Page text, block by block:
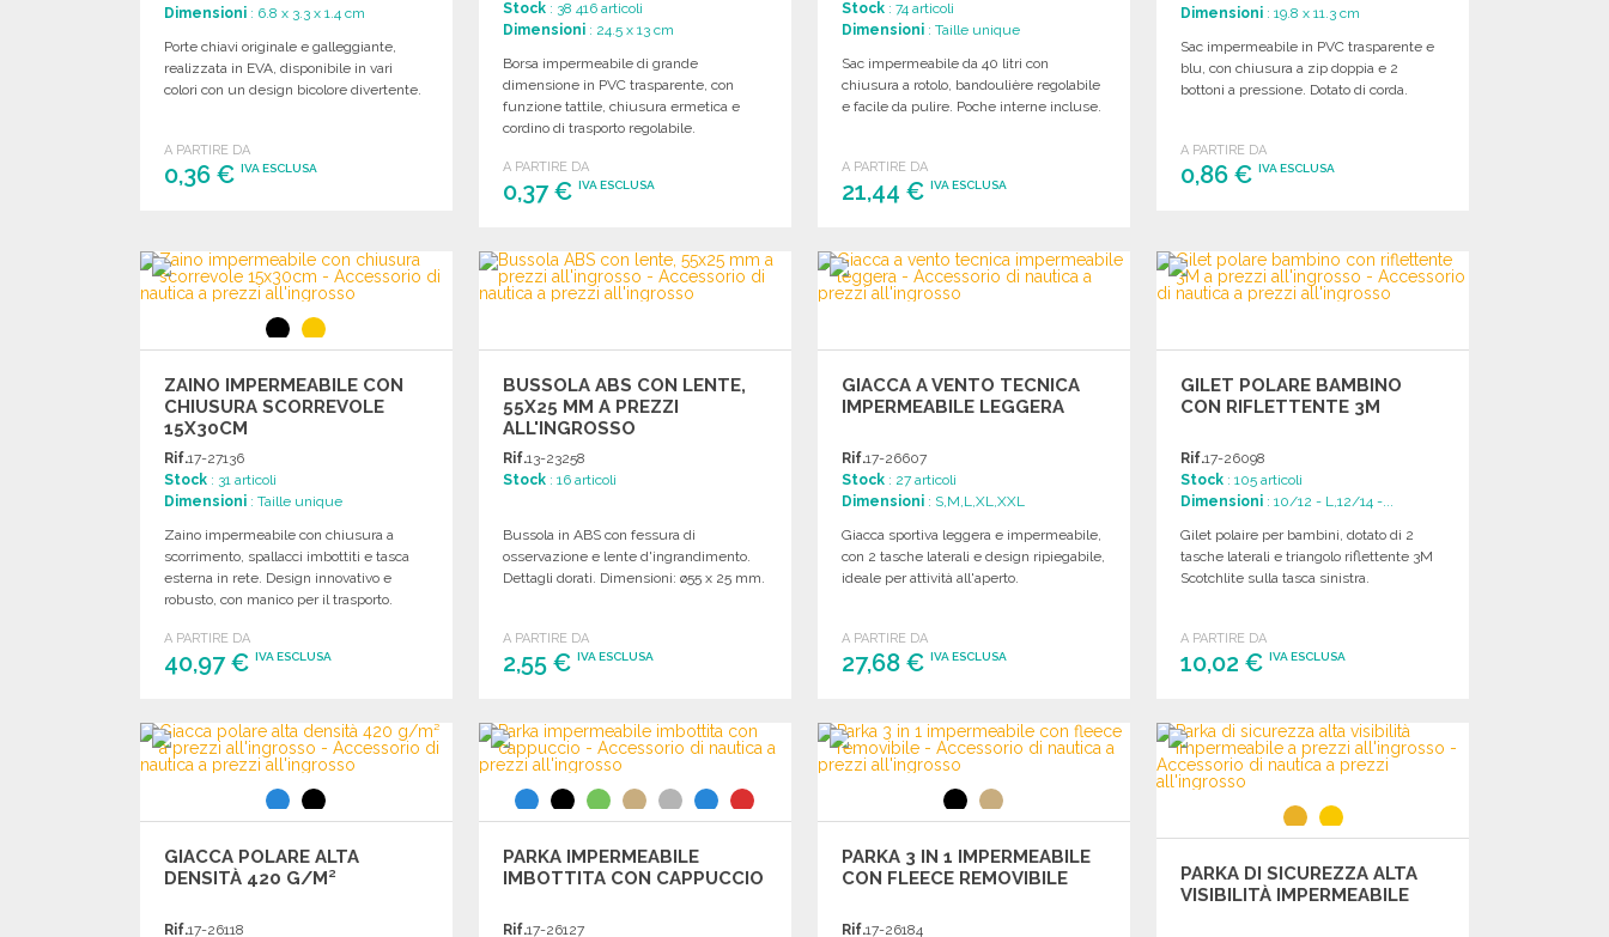
Dimensioni : 6.8 x 3.3 x 1.4 cm
Porte chiavi originale e galleggiante,
realizzata in EVA, disponibile in vari
colori con un design bicolore divertente.
A PARTIRE DA
0,36 € IVA ESCLUSA
Richiedi un preventivo
Stock : 38 416 articoli
Dimensioni : 24.5 x 13 cm
Borsa impermeabile di grande
dimensione in PVC trasparente, con
funzione tattile, chiusura ermetica e
cordino di trasporto regolabile.
A PARTIRE DA
0,37 €IVA ESCLUSA
Richiedi un preventivo
Stock : 74 articoli
Dimensioni : Taille unique
Sac impermeabile da 40 litri con
chiusura a rotolo, bandoulière regolabile
e facile da pulire. Poche interne incluse.
A PARTIRE DA
21,44 €IVA ESCLUSA
Richiedi un preventivo
Dimensioni : 19.8 x 11.3 cm
Sac impermeabile in PVC trasparente e
blu, con chiusura a zip doppia e 2
bottoni a pressione. Dotato di corda.
A PARTIRE DA
0,86 €IVA ESCLUSA
Richiedi un preventivo
ZAINO IMPERMEABILE CON
CHIUSURA SCORREVOLE
15X30CM
Rif.17-27136
Stock : 31 articoli
Dimensioni : Taille unique
Zaino impermeabile con chiusura a
scorrimento, spallacci imbottiti e tasca
esterna in rete. Design innovativo e
robusto, con manico per il trasporto.
A PARTIRE DA
40,97 € IVA ESCLUSA
Richiedi un preventivo
BUSSOLA ABS CON LENTE,
55X25 MM A PREZZI
ALL'INGROSSO
Rif.13-23258
Stock : 16 articoli
Bussola in ABS con fessura di
osservazione e lente d'ingrandimento.
Dettagli dorati. Dimensioni: ø55 x 25 mm.
A PARTIRE DA
2,55 €IVA ESCLUSA
Richiedi un preventivo
GIACCA A VENTO TECNICA
IMPERMEABILE LEGGERA
Rif.17-26607
Stock : 27 articoli
Dimensioni : S,M,L,XL,XXL
Giacca sportiva leggera e impermeabile,
con 2 tasche laterali e design ripiegabile,
ideale per attività all'aperto.
A PARTIRE DA
27,68 €IVA ESCLUSA
Richiedi un preventivo
GILET POLARE BAMBINO
CON RIFLETTENTE 3M
Rif.17-26098
Stock : 105 articoli
Dimensioni : 10/12 - L,12/14 -...
Gilet polaire per bambini, dotato di 2
tasche laterali e triangolo riflettente 3M
Scotchlite sulla tasca sinistra.
A PARTIRE DA
10,02 €IVA ESCLUSA
Richiedi un preventivo
GIACCA POLARE ALTA
DENSITÀ 420 G/M²
Rif.17-26118
PARKA IMPERMEABILE
IMBOTTITA CON CAPPUCCIO
Rif.17-26127
PARKA 3 IN 1 IMPERMEABILE
CON FLEECE REMOVIBILE
Rif.17-26184
PARKA DI SICUREZZA ALTA
VISIBILITÀ IMPERMEABILE